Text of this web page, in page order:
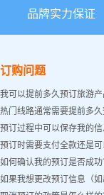
品牌实力保证
订购问题
我可以提前多久预订旅游产
热门线路通常需要提前多久
预订过程中可以保存我的
吗？
预订时需要支付全款还是可
如何确认我的预订是否成功
如果我想更改预订信息（